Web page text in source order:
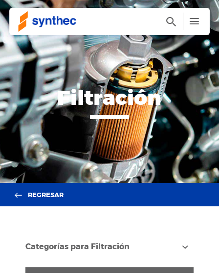
Filtración
REGRESAR
Categorías para Filtración